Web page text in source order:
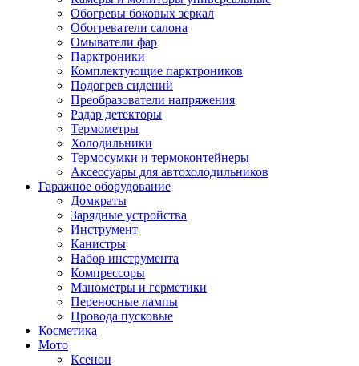
Обогревы боковых зеркал
Обогреватели салона
Омыватели фар
Парктроники
Комплектующие парктроников
Подогрев сидений
Преобразователи напряжения
Радар детекторы
Термометры
Холодильники
Термосумки и термоконтейнеры
Аксессуары для автохолодильников
Гаражное оборудование
Домкраты
Зарядные устройства
Инструмент
Канистры
Набор инструмента
Компрессоры
Манометры и герметики
Переносные лампы
Провода пусковые
Косметика
Мото
Ксенон